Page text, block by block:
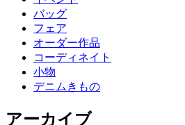
バッグ
フェア
オーダー作品
コーディネイト
小物
デニムきもの
アーカイブ